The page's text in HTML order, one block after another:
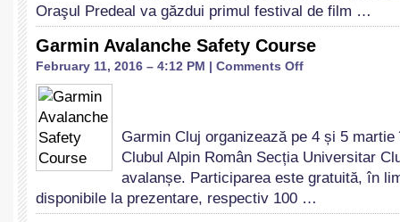
Oraşul Predeal va găzdui primul festival de film …
Garmin Avalanche Safety Course
February 11, 2016 – 4:12 PM | Comments Offon
Garmin Cluj organizează pe 4 și 5
Clubul Alpin Român Secția Universitar
avalanșe. Participarea este gratuită, în
disponibile la prezentare, respectiv 100 …